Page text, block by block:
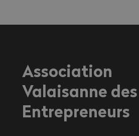
fortement exposés à la chaleur.
Association
Valaisanne des
Entrepreneurs